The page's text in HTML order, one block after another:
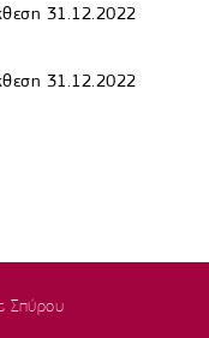
31.12.2022
31.12.2022
Σπύρου